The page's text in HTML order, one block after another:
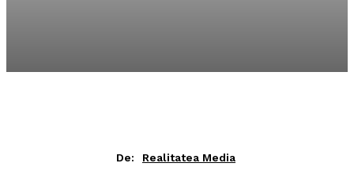
De: Realitatea Media